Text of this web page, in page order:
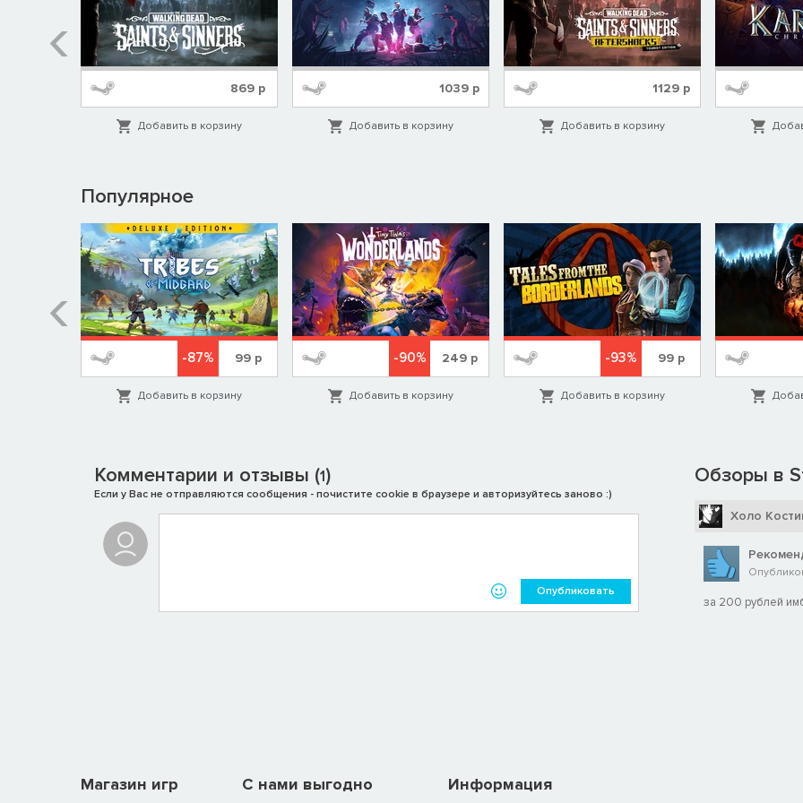
869 р
Добавить в корзину
1039 р
Добавить в корзину
1129р
Добавить в корзину
Популярное
-87% 99р
Добавить в корзину
-90% 249р
Добавить в корзину
-93% 99р
Добавить в корзину
Комментарии и отзывы (1)
Если у Вас не отправляются сообщения - почистите cookie в браузере и авторизуйтесь заново :)
Опубликовать
Обзоры в
Холо
за 200 рублей
Магазин игр C нами выгодно Информация